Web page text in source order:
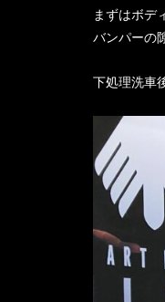
まずはボデ
バンパーの
下処理洗車